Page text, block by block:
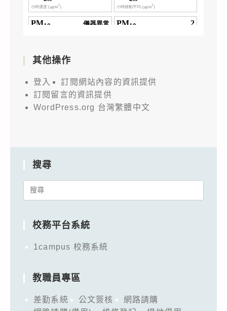
其他操作
登入
訂閱網站內容的資訊提供
訂閱留言的資訊提供
WordPress.org 台灣繁體中文
搜尋
Search
校務平台系統
1campus 校務系統
教職員專區
差勤系統 公文簽核
網路請購